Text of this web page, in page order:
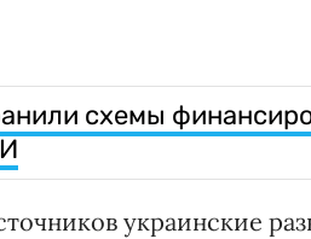
схемы
украинские